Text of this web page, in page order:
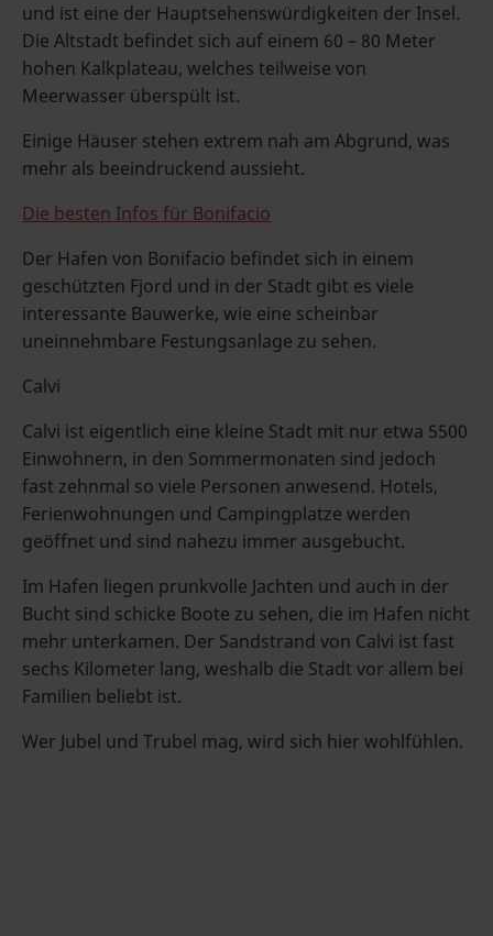
und ist eine der Hauptsehenswürdigkeiten der Insel.
Die Altstadt befindet sich auf einem 60 – 80 Meter
hohen Kalkplateau, welches teilweise von
Meerwasser überspült ist.
Einige Häuser stehen extrem nah am Abgrund, was
mehr als beeindruckend aussieht.
Die besten Infos für Bonifacio
Der Hafen von Bonifacio befindet sich in einem
geschützten Fjord und in der Stadt gibt es viele
interessante Bauwerke, wie eine scheinbar
uneinnehmbare Festungsanlage zu sehen.
Calvi
Calvi ist eigentlich eine kleine Stadt mit nur etwa 5500
Einwohnern, in den Sommermonaten sind jedoch
fast zehnmal so viele Personen anwesend. Hotels,
Ferienwohnungen und Campingplatze werden
geöffnet und sind nahezu immer ausgebucht.
Im Hafen liegen prunkvolle Jachten und auch in der
Bucht sind schicke Boote zu sehen, die im Hafen nicht
mehr unterkamen. Der Sandstrand von Calvi ist fast
sechs Kilometer lang, weshalb die Stadt vor allem bei
Familien beliebt ist.
Wer Jubel und Trubel mag, wird sich hier wohlfühlen.